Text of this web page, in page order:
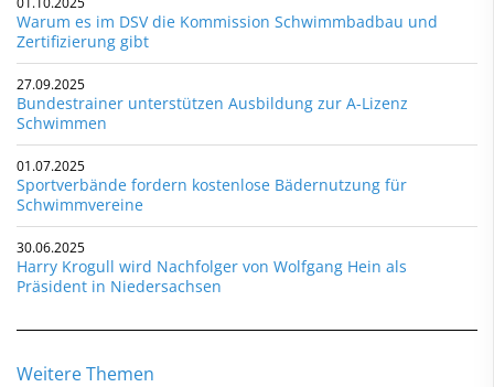
Warum es im DSV die Kommission Schwimmbadbau und
Zertifizierung gibt
27.09.2025
Bundestrainer unterstützen Ausbildung zur A-Lizenz
Schwimmen
01.07.2025
Sportverbände fordern kostenlose Bädernutzung für
Schwimmvereine
30.06.2025
Harry Krogull wird Nachfolger von Wolfgang Hein als
Präsident in Niedersachsen
Weitere Themen